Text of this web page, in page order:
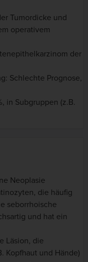
Tumordicke und
operativem
der
Schlechte Prognose,
in Subgruppen (z.B.
Neoplasie
die häufig
seborrhoische
und hat ein
Läsion, die
Kopfhaut und Hände)